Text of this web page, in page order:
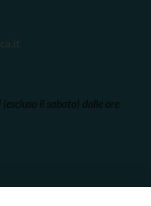
il sabato) dalle ore